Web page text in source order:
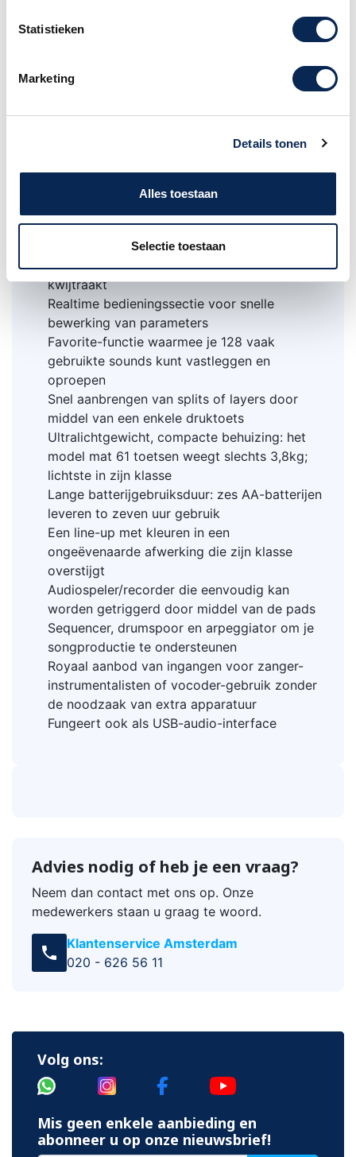
Statistieken
Marketing
Details tonen
Alles toestaan
Selectie toestaan
Kenmerken van de Kross 2 op een rij;
voorgeprogrammeerde sounds
ingebouwd en ondersteuning van optionele
De rijke, expressieve kracht van de EDS-i
sound engine en een royale selectie effecten
samplepads
De lay-out van het bedieningspaneel biedt
toegang tot functies zonder dat je de weg
kwijtraakt
Realtime bedieningssectie voor snelle
bewerking van parameters
Favorite-functie waarmee je 128 vaak
gebruikte sounds kunt vastleggen en
oproepen
Snel aanbrengen van splits of layers door
middel van een enkele druktoets
Ultralichtgewicht, compacte behuizing: het
model mat 61 toetsen weegt slechts 3,8kg;
lichtste in zijn klasse
Lange batterijgebruiksduur: zes AA-batterijen
leveren to zeven uur gebruik
Een line-up met kleuren in een
ongeëvenaarde afwerking die zijn klasse
overstijgt
Audiospeler/recorder die eenvoudig kan
worden getriggerd door middel van de pads
Sequencer, drumspoor en arpeggiator om je
songproductie te ondersteunen
Royaal aanbod van ingangen voor zanger-
instrumentalisten of vocoder-gebruik zonder
de noodzaak van extra apparatuur
Fungeert ook als USB-audio-interface
Advies nodig of heb je een vraag?
Neem dan contact met ons op. Onze
medewerkers staan u graag te woord.
call
Klantenservice Amsterdam
020 - 626 56 11
Volg ons:
Mis geen enkele aanbieding en
abonneer u op onze nieuwsbrief!